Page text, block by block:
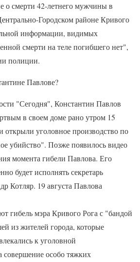
о смерти 42-летнего мужчины в
Городском районе Кривого
информации, видимых
смерти на теле погибшего нет",
полиции.
Павлове?
"Сегодня", Константин Павлов
в своем доме рано утром 15
открыли уголовное производство по
убийство". Позже появилось видео
момента гибели Павлова. Его
будет исполнять секретарь
Котляр. 19 августа Павлова
гибель мэра Кривого Рога с "бандой
из жителей города, которые
к уголовной
совершение особо тяжких